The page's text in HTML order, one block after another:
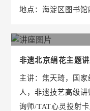
地点：海淀区图书馆
非遗北京绢花主题
主讲：焦天琦，国
人，非遗技艺高级
询师/TAT心灵投射